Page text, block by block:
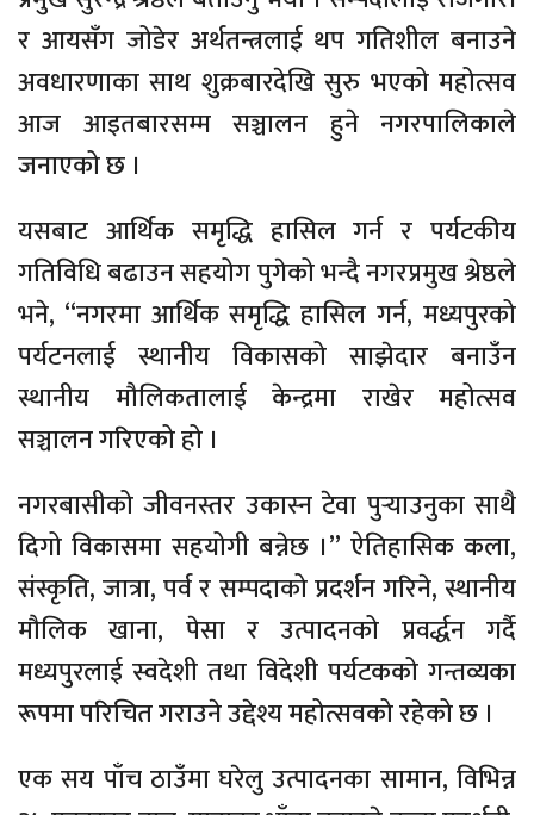
र आयसँग जोडेर अर्थतन्त्रलाई थप गतिशील बनाउने
अवधारणाका साथ शुक्रबारदेखि सुरु भएको महोत्सव
आज आइतबारसम्म सञ्चालन हुने नगरपालिकाले
जनाएको छ ।
यसबाट आर्थिक समृद्धि हासिल गर्न र पर्यटकीय
गतिविधि बढाउन सहयोग पुगेको भन्दै नगरप्रमुख श्रेष्ठले
भने, “नगरमा आर्थिक समृद्धि हासिल गर्न, मध्यपुरको
पर्यटनलाई स्थानीय विकासको साझेदार बनाउँन
स्थानीय मौलिकतालाई केन्द्रमा राखेर महोत्सव
सञ्चालन गरिएको हो ।
नगरबासीको जीवनस्तर उकास्न टेवा पुर्‍याउनुका साथै
दिगो विकासमा सहयोगी बन्नेछ ।” ऐतिहासिक कला,
संस्कृति, जात्रा, पर्व र सम्पदाको प्रदर्शन गरिने, स्थानीय
मौलिक खाना, पेसा र उत्पादनको प्रवर्द्धन गर्दै
मध्यपुरलाई स्वदेशी तथा विदेशी पर्यटकको गन्तव्यका
रूपमा परिचित गराउने उद्देश्य महोत्सवको रहेको छ ।
एक सय पाँच ठाउँमा घरेलु उत्पादनका सामान, विभिन्न